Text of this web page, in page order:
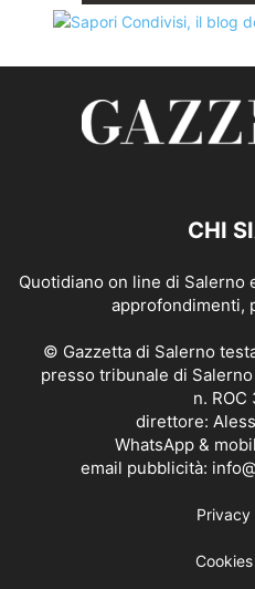
CHI
Quotidiano on line di Salerno
approfondimenti,
© Gazzetta di Salerno
presso tribunale di
n. ROC
direttore:
WhatsApp &
email pubblicità: